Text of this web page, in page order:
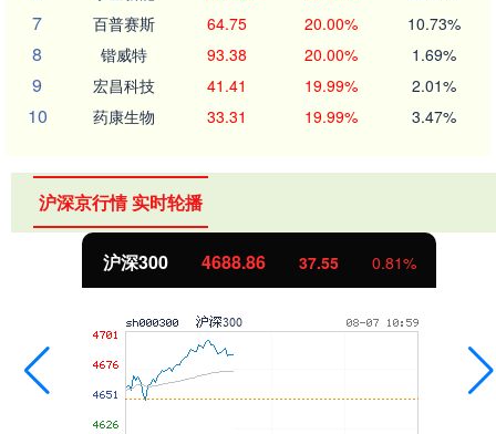
7 百普赛斯 64.75 20.00% 10.73%
8 锴威特 93.38 20.00% 1.69%
9 宏昌科技 41.41 19.99% 2.01%
10 药康生物 33.31 19.99% 3.47%
沪深京行情 实时轮播
沪深300 4688.86 37.55 0.81%